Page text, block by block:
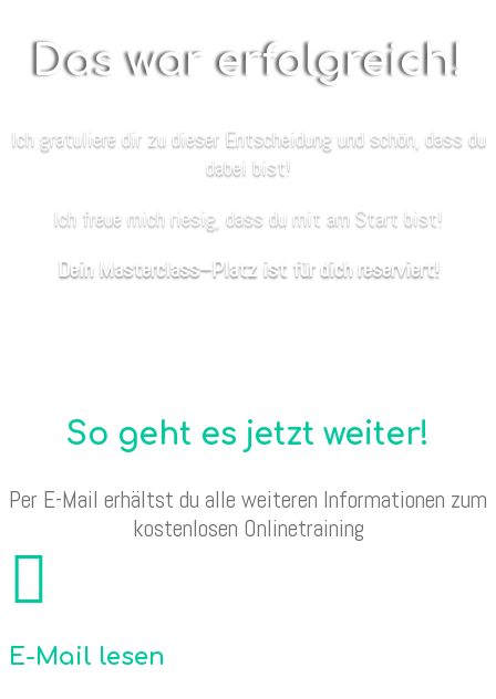
Das war erfolgreich!
Ich gratuliere dir zu dieser Entscheidung und schön, dass du
dabei bist!
Ich freue mich riesig, dass du mit am Start bist!
Dein Masterclass–Platz ist für dich reserviert!
So geht es jetzt weiter!
Per E-Mail erhältst du alle weiteren Informationen zum
kostenlosen Onlinetraining

E-Mail lesen